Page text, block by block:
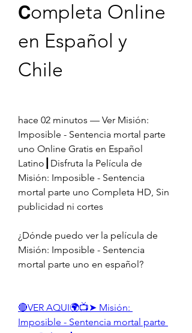
𝗖ompleta Online
en Español y
Chile
hace 02 minutos — Ver Misión:
Imposible - Sentencia mortal parte
uno Online Gratis en Español
Latino┃Disfruta la Película de
Misión: Imposible - Sentencia
mortal parte uno Completa HD, Sin
publicidad ni cortes
¿Dónde puedo ver la película de
Misión: Imposible - Sentencia
mortal parte uno en español?
🔴VER AQUI🌍📺➤ Misión:
Imposible - Sentencia mortal parte